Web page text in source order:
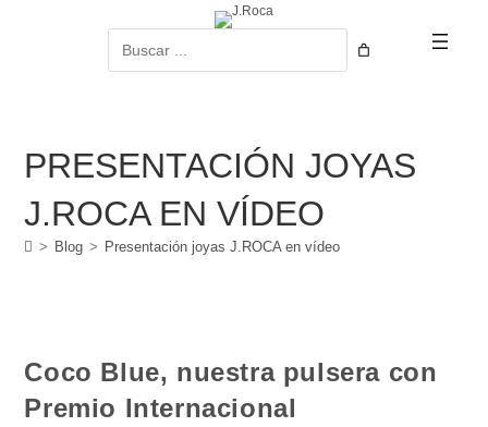
PRESENTACIÓN JOYAS
J.ROCA EN VÍDEO
> Blog > Presentación joyas J.ROCA en vídeo
Coco Blue, nuestra pulsera con
Premio Internacional